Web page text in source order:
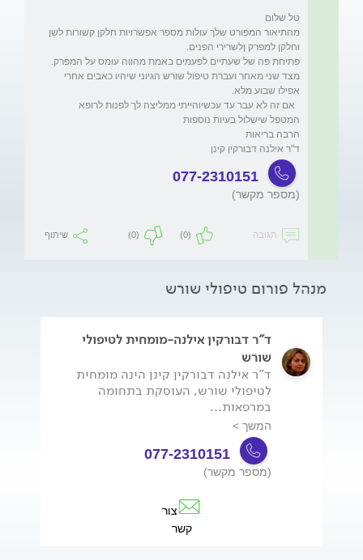
מהתיאור המפורט שלך עולות מספר אפשרויות חלקן קשורות לשן
מצד שני מאחר ועברת טיפול שורש הגיוני שיהיו כאבים אחרי
  אם זה לא עבר עד עכשיוהייתי ממליצה לך לפנות לרופא
ד"ר אילנה דבורקין קינן
077-2310151
(מספר מקשר)
תגובה (0)
(0) שיתוף
מנהל פורום טיפולי שורש
ד"ר דבורקין אילנה-מומחית לטיפולי
שורש
ד"ר אילנה דבורקין קינן הינה מומחית
לטיפולי שורש, העוסקת בתחומה
במרפאות...
המשך >
077-2310151
(מספר מקשר)
צור
קשר